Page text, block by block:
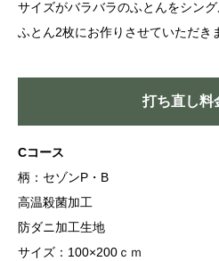
サイズがバラバラのふとんをシン
ふとん2枚にお作りさせていただき
打ち直し料
Cコース
柄：セゾンP・B
高温殺菌加工
防ダニ加工生地
サイズ：100×200ｃｍ